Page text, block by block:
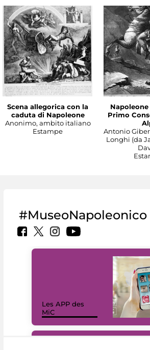
Scena allegorica con la
caduta di Napoleone
Anonimo, ambito italiano
Estampe
Primo
Antonio
Longhi (da
#MuseoNapoleonico
Les APP des
MiC